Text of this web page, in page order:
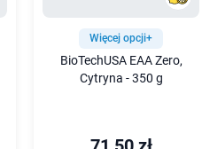
Więcej opcji+
BioTechUSA EAA Zero,
Cytryna - 350 g